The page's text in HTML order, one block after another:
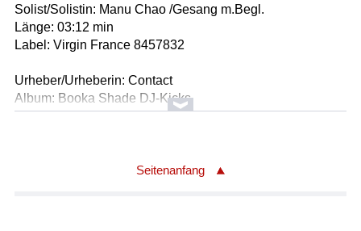
Solist/Solistin: Manu Chao /Gesang m.Begl.
Länge: 03:12 min
Label: Virgin France 8457832
Urheber/Urheberin: Contact
Album: Booka Shade DJ-Kicks
Titel: Brigitte Bardot
Seitenanfang